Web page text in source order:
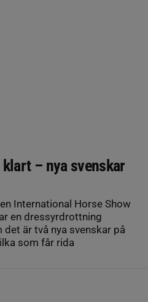
– nya svenskar
International Horse Show
en dressyrdrottning
är två nya svenskar på
som får rida